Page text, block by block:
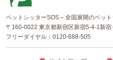
ペットシッターSOS – 全国展開のペッ
〒160-0022 東京都新宿区新宿5-4-1新宿
フリーダイヤル： 0120-688-505